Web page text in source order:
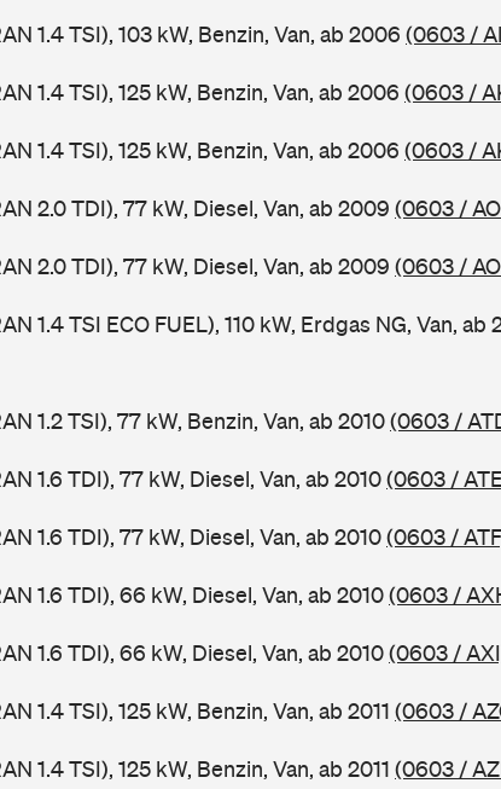
1.4 TSI), 103 kW, Benzin, Van, ab 2006 (0603 /
1.4 TSI), 125 kW, Benzin, Van, ab 2006 (0603 /
1.4 TSI), 125 kW, Benzin, Van, ab 2006 (0603 /
2.0 TDI), 77 kW, Diesel, Van, ab 2009 (0603 /
2.0 TDI), 77 kW, Diesel, Van, ab 2009 (0603 /
1.4 TSI ECO FUEL), 110 kW, Erdgas NG, Van, ab
1.2 TSI), 77 kW, Benzin, Van, ab 2010(0603 /
1.6 TDI), 77 kW, Diesel, Van, ab 2010(0603 /
1.6 TDI), 77 kW, Diesel, Van, ab 2010(0603 /
1.6 TDI), 66 kW, Diesel, Van, ab 2010(0603 /
1.6 TDI), 66 kW, Diesel, Van, ab 2010(0603 /
1.4 TSI), 125 kW, Benzin, Van, ab 2011 (0603 /
1.4 TSI), 125 kW, Benzin, Van, ab 2011 (0603 /